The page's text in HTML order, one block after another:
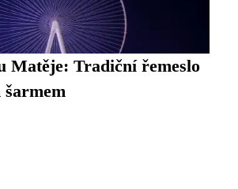
Matěje: Tradiční řemeslo
šarmem